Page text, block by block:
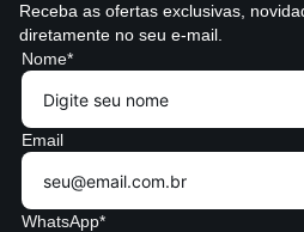
Receba as ofertas exclusivas,
diretamente no seu e-mail.
Nome*
Email
WhatsApp*